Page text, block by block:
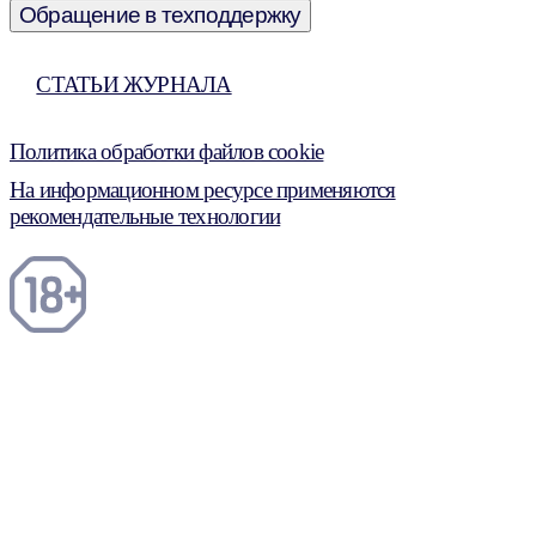
Обращение в техподдержку
СТАТЬИ ЖУРНАЛА
Политика обработки файлов cookie
На информационном ресурсе применяются
рекомендательные технологии